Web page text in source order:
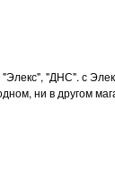
"ДНС". с
ни в другом